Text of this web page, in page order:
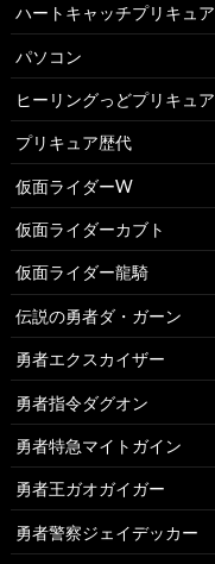
ハートキャッチプリキュア
パソコン
ヒーリングっどプリキュア
プリキュア歴代
仮面ライダーW
仮面ライダーカブト
仮面ライダー龍騎
伝説の勇者ダ・ガーン
勇者エクスカイザー
勇者指令ダグオン
勇者特急マイトガイン
勇者王ガオガイガー
勇者警察ジェイデッカー